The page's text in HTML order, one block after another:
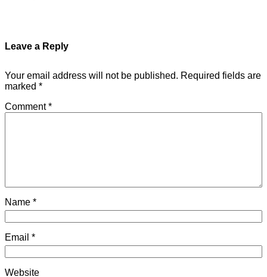
Leave a Reply
Your email address will not be published. Required fields are
marked *
Comment*
Name *
Email *
Website